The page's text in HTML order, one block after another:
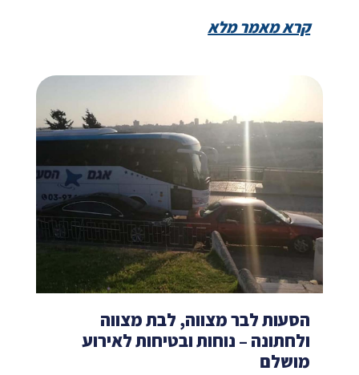
קרא מאמר מלא
הסעות לבר מצווה, לבת מצווה
ולחתונה – נוחות ובטיחות לאירוע
מושלם